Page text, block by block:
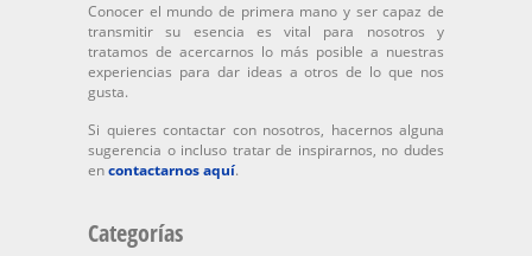
Conocer el mundo de primera mano y ser capaz de
transmitir su esencia es vital para nosotros y
tratamos de acercarnos lo más posible a nuestras
experiencias para dar ideas a otros de lo que nos
gusta.
Si quieres contactar con nosotros, hacernos alguna
sugerencia o incluso tratar de inspirarnos, no dudes
encontactarnos aquí.
Categorías